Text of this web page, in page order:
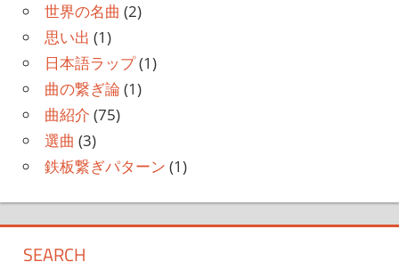
世界の名曲 (2)
思い出 (1)
日本語ラップ(1)
曲の繋ぎ論 (1)
曲紹介 (75)
選曲 (3)
鉄板繋ぎパターン (1)
SEARCH